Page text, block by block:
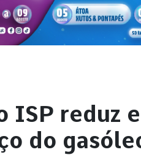
ISP reduz
do